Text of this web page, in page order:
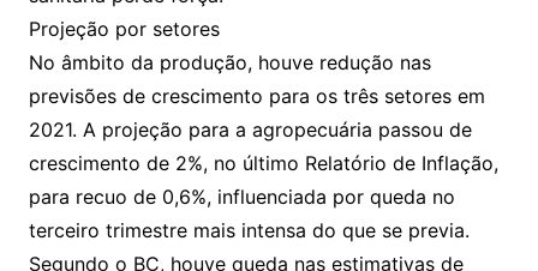
Projeção por setores
No âmbito da produção, houve redução nas
previsões de crescimento para os três setores em
2021. A projeção para a agropecuária passou de
crescimento de 2%, no último Relatório de Inflação,
para recuo de 0,6%, influenciada por queda no
terceiro trimestre mais intensa do que se previa.
Segundo o BC, houve queda nas estimativas de